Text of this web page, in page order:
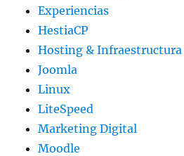
Experiencias
HestiaCP
Hosting & Infraestructura
Joomla
Linux
LiteSpeed
Marketing Digital
Moodle